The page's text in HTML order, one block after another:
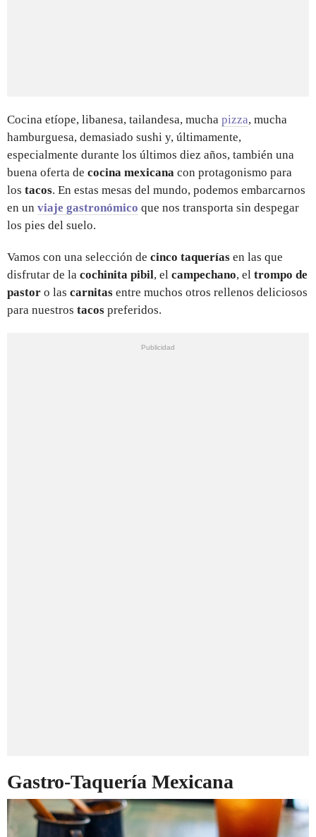
Cocina etíope, libanesa, tailandesa, mucha pizza, mucha
hamburguesa, demasiado sushi y, últimamente,
especialmente durante los últimos diez años, también una
buena oferta de cocina mexicana con protagonismo para
los tacos. En estas mesas del mundo, podemos embarcarnos
en un viaje gastronómico que nos transporta sin despegar
los pies del suelo.
Vamos con una selección de cinco taquerías en las que
disfrutar de la cochinita pibil, el campechano, el trompo de
pastor o las carnitas entre muchos otros rellenos deliciosos
para nuestros tacos preferidos.
Gastro-Taquería Mexicana